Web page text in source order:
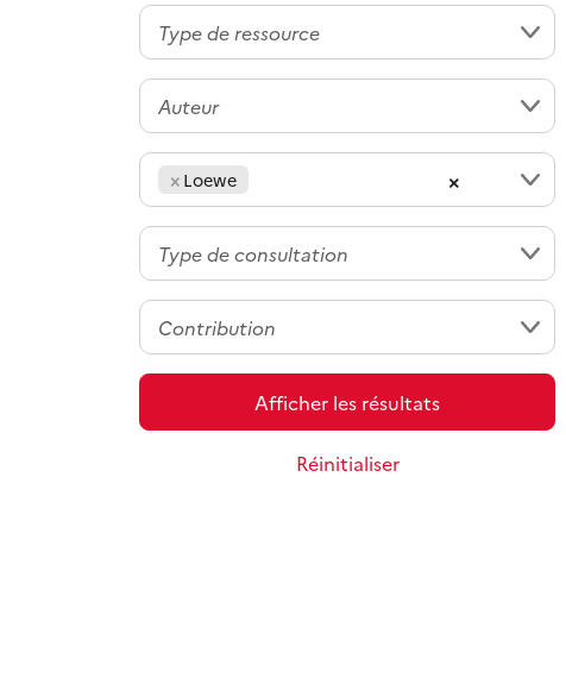
×
× Loewe
Afficher les résultats
Réinitialiser